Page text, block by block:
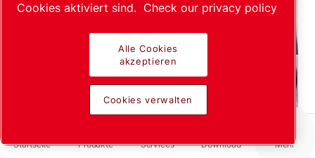
Startseite Produkte Services Download Mehr
Cookies aktiviert sind. Check our privacy policy
Alle Cookies
akzeptieren
Cookies verwalten